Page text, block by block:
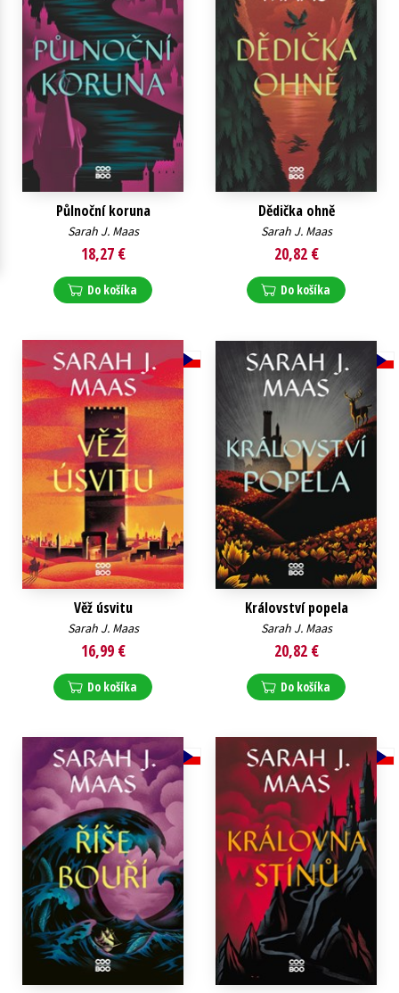
Technické vedy
Umenie a kultúra
Výchova a pedagogika
Young adult
Young adult (SK)
Zdravie a životný štýl
Všetky tituly
Půlnoční koruna
Sarah J. Maas
18,27 €
Do košíka
Dědička ohně
Sarah J. Maas
20,82 €
Do košíka
Věž úsvitu
Sarah J. Maas
16,99 €
Do košíka
Království popela
Sarah J. Maas
20,82 €
Do košíka